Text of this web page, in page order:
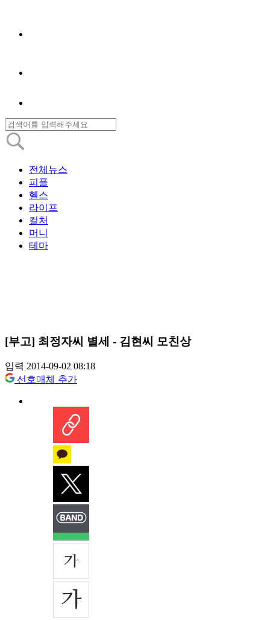
전체뉴스
피플
헬스
라이프
컬처
머니
테마
[부고] 최정자씨 별세 - 김현씨 모친상
입력 2014-09-02 08:18
선호매체 추가